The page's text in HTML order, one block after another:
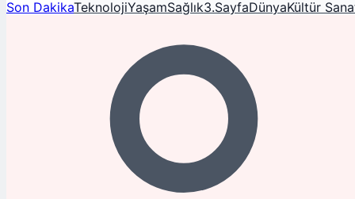
Son DakikaTeknolojiYaşamSağlık3.SayfaDünyaKültür